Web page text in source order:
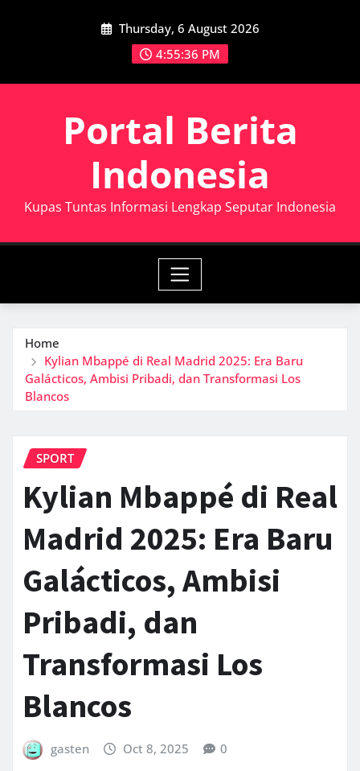
Thursday, 6 August 2026
4:55:38 PM
Portal Berita
Indonesia
Kupas Tuntas Informasi Lengkap Seputar Indonesia
Home
Kylian Mbappé di Real Madrid 2025: Era Baru
Galácticos, Ambisi Pribadi, dan Transformasi Los
Blancos
SPORT
Kylian Mbappé di Real
Madrid 2025: Era Baru
Galácticos, Ambisi
Pribadi, dan
Transformasi Los
Blancos
gasten Oct 8, 2025 0